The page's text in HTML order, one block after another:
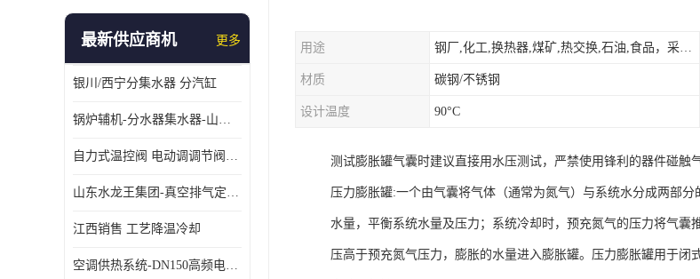
最新供应商机 更多
银川/西宁分集水器 分汽缸
锅炉辅机-分水器集水器-山东龙源供热设备
自力式温控阀 电动调调节阀温控阀-济南张夏水暖设备
山东水龙王集团-真空排气定压机组
江西销售 工艺降温冷却
空调供热系统-DN150高频电子水除垢仪
用途 钢厂,化工,换热器,煤矿,热交换,石油,食品，采暖.供热.空调。
材质 碳钢/不锈钢
设计温度 90°C
测试膨胀罐气囊时建议直接用水压测试，严禁使用锋利的器件碰触气
压力膨胀罐:一个由气囊将气体（通常为氮气）与系统水分成两部
水量，平衡系统水量及压力；系统冷却时，预充氮气的压力将气
压高于预充氮气压力，膨胀的水量进入膨胀罐。压力膨胀罐用于